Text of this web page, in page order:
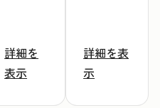
詳細を
表示
詳細を表
示